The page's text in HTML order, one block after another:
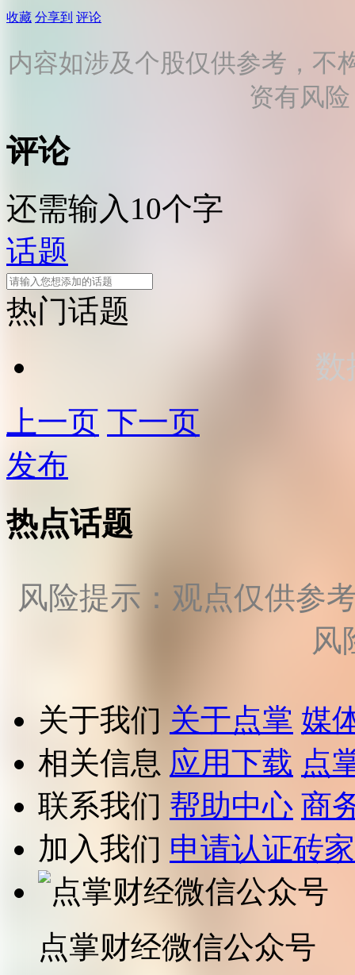
收藏 分享到 评论
内容如涉及个股仅供参考，不
资有风
评论
还需输入10个字
话题
热门话题
数
上一页 下一页
发布
热点话题
风险提示：观点仅供参
风
关于我们 关于点掌 媒
相关信息 应用下载 点
联系我们 帮助中心 商
加入我们 申请认证砖家
点掌财经微信公众号